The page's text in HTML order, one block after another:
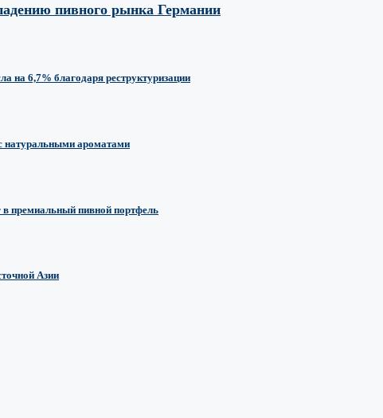
пивного рынка Германии
на 6,7% благодаря реструктуризации
натуральными ароматами
премиальный пивной портфель
Азии